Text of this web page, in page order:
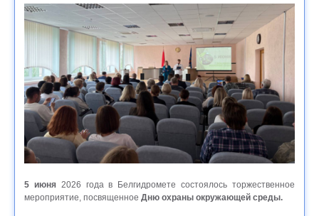
5 июня2026 года в Белгидромете состоялось торжественное
мероприятие, посвященное Дню охраны окружающей среды.